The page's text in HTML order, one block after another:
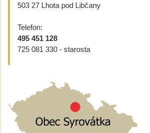
503 27 Lhota pod Libčany
Telefon:
495 451 128
725 081 330 - starosta